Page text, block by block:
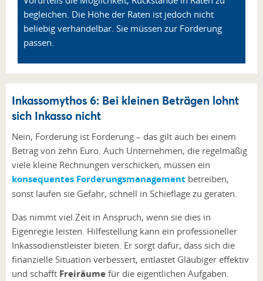
begleichen. Die Höhe der Raten ist jedoch nicht
beliebig verhandelbar. Sie müssen zur Forderung
passen.
Inkassomythos 6: Bei kleinen Beträgen lohnt
sich Inkasso nicht
Nein, Forderung ist Forderung – das gilt auch bei einem
Betrag von zehn Euro. Auch Unternehmen, die regelmäßig
viele kleine Rechnungen verschicken, müssen ein
konsequentes Forderungsmanagement betreiben,
sonst laufen sie Gefahr, schnell in Schieflage zu geraten.
Das nimmt viel Zeit in Anspruch, wenn sie dies in
Eigenregie leisten. Hilfestellung kann ein professioneller
Inkassodienstleister bieten. Er sorgt dafür, dass sich die
finanzielle Situation verbessert, entlastet Gläubiger effektiv
und schafft Freiräume für die eigentlichen Aufgaben.